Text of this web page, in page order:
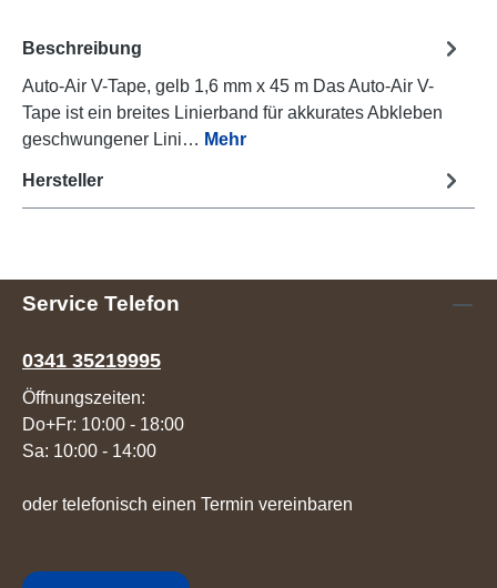
Beschreibung
Auto-Air V-Tape, gelb 1,6 mm x 45 m Das Auto-Air V-
Tape ist ein breites Linierband für akkurates Abkleben
geschwungener Lini… Mehr
Hersteller
Service Telefon
0341 35219995
Öffnungszeiten:
Do+Fr: 10:00 - 18:00
Sa: 10:00 - 14:00
oder telefonisch einen Termin vereinbaren